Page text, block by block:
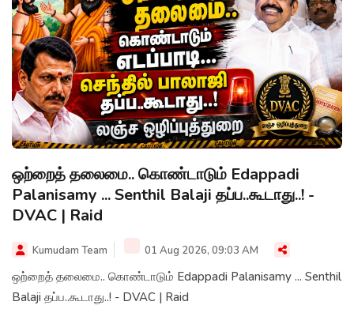
ஒற்றைத் தலைமை.. கொண்டாடும் Edappadi
Palanisamy ... Senthil Balaji தப்ப..கூடாது..! -
DVAC | Raid
Kumudam Team 01 Aug 2026, 09:03 AM
ஒற்றைத் தலைமை.. கொண்டாடும் Edappadi Palanisamy ... Senthil
Balaji தப்ப..கூடாது..! - DVAC | Raid